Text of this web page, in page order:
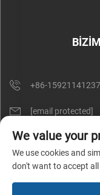
+86-15921141237
[email protected]
RM 602, NO.
Telif Hakkı © Shunnai
We value your
We use cookies and
don't want to accept